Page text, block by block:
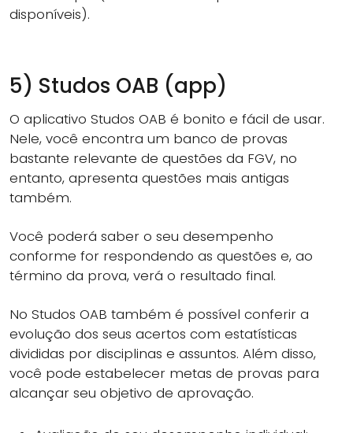
disponíveis).
5) Studos OAB (app)
O aplicativo Studos OAB é bonito e fácil de usar.
Nele, você encontra um banco de provas
bastante relevante de questões da FGV, no
entanto, apresenta questões mais antigas
também.
Você poderá saber o seu desempenho
conforme for respondendo as questões e, ao
término da prova, verá o resultado final.
No Studos OAB também é possível conferir a
evolução dos seus acertos com estatísticas
divididas por disciplinas e assuntos. Além disso,
você pode estabelecer metas de provas para
alcançar seu objetivo de aprovação.